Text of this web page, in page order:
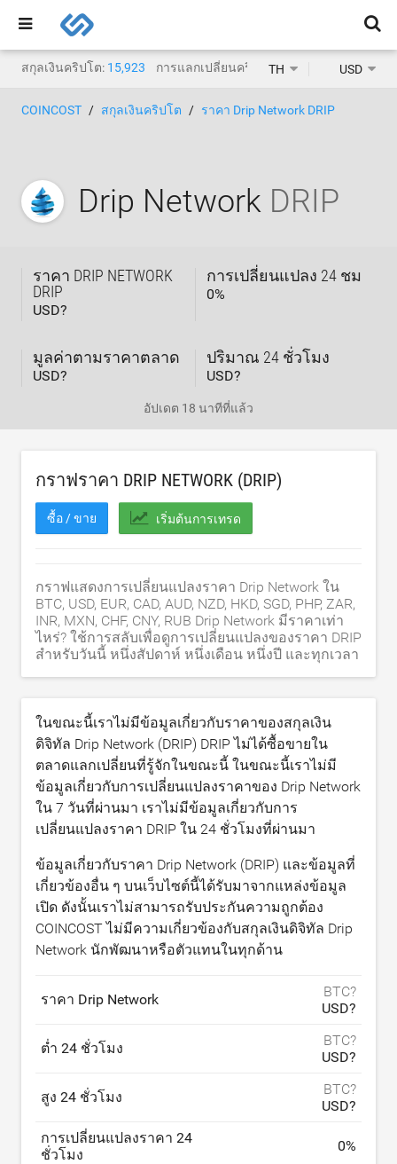
สกุลเงินคริปโต: 15,923 การแลกเปลี่ยนคริปโต:1,471
TH USD
COINCOST สกุลเงินคริปโต ราคา Drip Network DRIP
Drip Network DRIP
ราคา DRIP NETWORK
DRIP
USD?
การเปลี่ยนแปลง 24 ชม
0%
มูลค่าตามราคาตลาด
USD?
ปริมาณ 24 ชั่วโมง
USD?
อัปเดต 18 นาทีที่แล้ว
กราฟราคา DRIP NETWORK (DRIP)
ซื้อ / ขาย เริ่มต้นการเทรด
กราฟแสดงการเปลี่ยนแปลงราคา Drip Network ใน
BTC, USD, EUR, CAD, AUD, NZD, HKD, SGD, PHP, ZAR,
INR, MXN, CHF, CNY, RUB Drip Network มีราคาเท่า
ไหร่? ใช้การสลับเพื่อดูการเปลี่ยนแปลงของราคา DRIP
สำหรับวันนี้ หนึ่งสัปดาห์ หนึ่งเดือน หนึ่งปี และทุกเวลา
ในขณะนี้เราไม่มีข้อมูลเกี่ยวกับราคาของสกุลเงิน
ดิจิทัล Drip Network (DRIP) DRIP ไม่ได้ซื้อขายใน
ตลาดแลกเปลี่ยนที่รู้จักในขณะนี้ ในขณะนี้เราไม่มี
ข้อมูลเกี่ยวกับการเปลี่ยนแปลงราคาของ Drip Network
ใน 7 วันที่ผ่านมา เราไม่มีข้อมูลเกี่ยวกับการ
เปลี่ยนแปลงราคา DRIP ใน 24 ชั่วโมงที่ผ่านมา
ข้อมูลเกี่ยวกับราคา Drip Network (DRIP) และข้อมูลที่
เกี่ยวข้องอื่น ๆ บนเว็บไซต์นี้ได้รับมาจากแหล่งข้อมูล
เปิด ดังนั้นเราไม่สามารถรับประกันความถูกต้อง
COINCOST ไม่มีความเกี่ยวข้องกับสกุลเงินดิจิทัล Drip
Network นักพัฒนาหรือตัวแทนในทุกด้าน
ราคา Drip Network
BTC?
USD?
ต่ำ 24 ชั่วโมง
BTC?
USD?
สูง 24 ชั่วโมง
BTC?
USD?
การเปลี่ยนแปลงราคา 24
ชั่วโมง
0%